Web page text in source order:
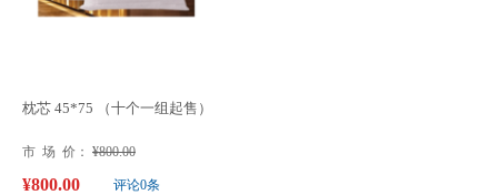
枕芯 45*75 （十个一组起售）
市 场 价： ¥800.00
评论0条
¥800.00